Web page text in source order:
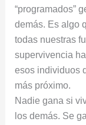
“programados”
demás. Es algo
todas nuestras
supervivencia
esos individuos
más próximo.
Nadie gana si
los demás. Se